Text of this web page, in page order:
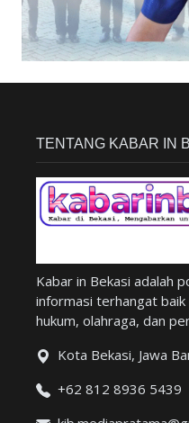
TENTANG KABAR IN
Kabar in Bekasi adalah
informasi terhangat
hukum, olahraga, dan
Kota Bekasi, Jawa
+62 812 8936 5439